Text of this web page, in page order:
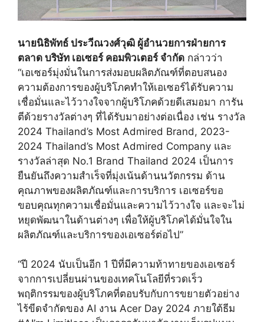
นายนิธิพัทธ์ ประวีณวงศ์วุฒิ ผู้อำนวยการฝ่ายการ
ตลาด บริษัท เอเซอร์ คอมพิวเตอร์ จำกัด กล่าวว่า
“เอเซอร์มุ่งมั่นในการส่งมอบผลิตภัณฑ์ที่ตอบสนอง
ความต้องการของผู้บริโภคทำให้เอเซอร์ได้รับความ
เชื่อมั่นและไว้วางใจจากผู้บริโภคด้วยดีเสมอมา การัน
ตีด้วยรางวัลต่างๆ ที่ได้รับมาอย่างต่อเนื่อง เช่น รางวัล
2024 Thailand’s Most Admired Brand, 2023-
2024 Thailand’s Most Admired Company และ
รางวัลล่าสุด No.1 Brand Thailand 2024 เป็นการ
ยืนยันถึงความสำเร็จที่มุ่งเน้นด้านนวัตกรรม ด้าน
คุณภาพของผลิตภัณฑ์และการบริการ เอเซอร์ขอ
ขอบคุณทุกความเชื่อมั่นและความไว้วางใจ และจะไม่
หยุดพัฒนาในด้านต่างๆ เพื่อให้ผู้บริโภคได้มั่นใจใน
ผลิตภัณฑ์และบริการของเอเซอร์ต่อไป”
“ปี 2024 นับเป็นอีก 1 ปีที่มีความท้าทายของเอเซอร์
จากการเปลี่ยนผ่านของเทคโนโลยีที่รวดเร็ว
พฤติกรรมของผู้บริโภคที่ตอบรับกับการขยายตัวอย่าง
ไร้ขีดจำกัดของ AI งาน Acer Day 2024 ภายใต้ธีม